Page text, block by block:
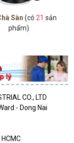
Sàn (có 21 sản
phẩm)
CO., LTD
- Dong Nai